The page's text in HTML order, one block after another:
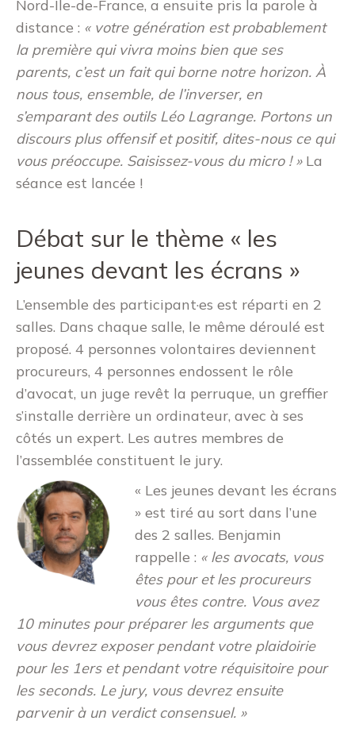
Nord-Île-de-France, a ensuite pris la parole à
distance : « votre génération est probablement
la première qui vivra moins bien que ses
parents, c’est un fait qui borne notre horizon. À
nous tous, ensemble, de l’inverser, en
s’emparant des outils Léo Lagrange. Portons un
discours plus offensif et positif, dites-nous ce qui
vous préoccupe. Saisissez-vous du micro ! »La
séance est lancée !
Débat sur le thème « les
jeunes devant les écrans »
L’ensemble des participant·es est réparti en 2
salles. Dans chaque salle, le même déroulé est
proposé. 4 personnes volontaires deviennent
procureurs, 4 personnes endossent le rôle
d’avocat, un juge revêt la perruque, un greffier
s’installe derrière un ordinateur, avec à ses
côtés un expert. Les autres membres de
l’assemblée constituent le jury.
« Les jeunes devant les écrans
» est tiré au sort dans l’une
des 2 salles. Benjamin
rappelle : « les avocats, vous
êtes pour et les procureurs
vous êtes contre. Vous avez
10 minutes pour préparer les arguments que
vous devrez exposer pendant votre plaidoirie
pour les 1ers et pendant votre réquisitoire pour
les seconds. Le jury, vous devrez ensuite
parvenir à un verdict consensuel. »